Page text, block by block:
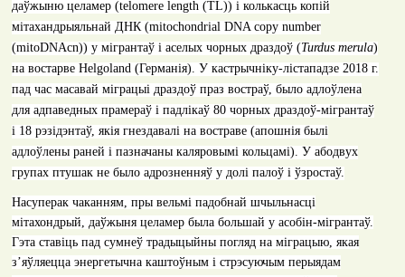
даўжыню целамер (telomere length (TL)) і колькасць копій
мітахандрыяльнай ДНК (mitochondrial DNA copy number
(mitoDNAcn)) у мігрантаў і аселых чорных драздоў (Turdus merula)
на востарве Helgoland(Германія). У кастрычніку-лістападзе 2018 г.
пад час масавай міграцыі драздоў праз востраў, было адлоўлена
для адпаведных прамераў і падлікаў 80 чорных драздоў-мігрантаў
і 18 рэзідэнтаў, якія гнездавалі на востраве (апошнія былі
адлоўлены раней і пазначаны каляровымі кольцамі). У абодвух
групах птушак не было адрозненняў у долі палоў і ўзростаў.
Насуперак чаканням, пры вельмі падобнай шчыльнасці
мітахондрый, даўжыня целамер была большай у асобін-мігрантаў.
Гэта ставіць пад сумнеў традыцыйны погляд на міграцыю, якая
з’яўляецца энергетычна каштоўным і стрэсуючым перыядам